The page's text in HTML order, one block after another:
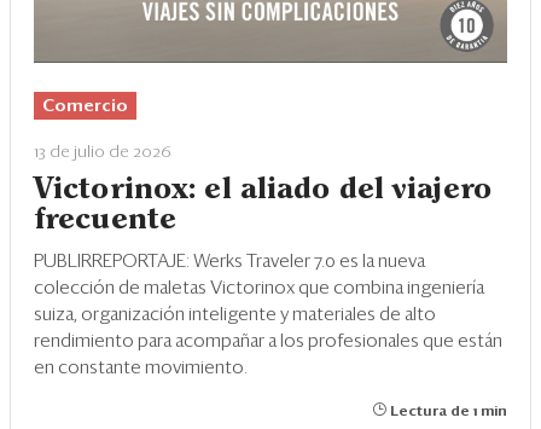
Comercio
13 de julio de 2026
Victorinox: el aliado del viajero
frecuente
PUBLIRREPORTAJE: Werks Traveler 7.0 es la nueva
colección de maletas Victorinox que combina ingeniería
suiza, organización inteligente y materiales de alto
rendimiento para acompañar a los profesionales que están
en constante movimiento.
Lectura de 1 min